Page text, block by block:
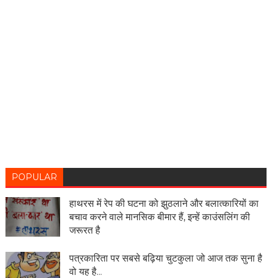
POPULAR
हाथरस में रेप की घटना को झुठलाने और बलात्कारियों का
बचाव करने वाले मानसिक बीमार हैं, इन्हें काउंसलिंग की
जरूरत है
पत्रकारिता पर सबसे बढ़िया चुटकुला जो आज तक सुना है
वो यह है...